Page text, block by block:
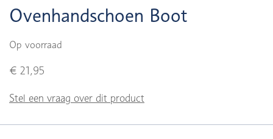
Ovenhandschoen Boot
Op voorraad
€ 21,95
Stel een vraag over dit product